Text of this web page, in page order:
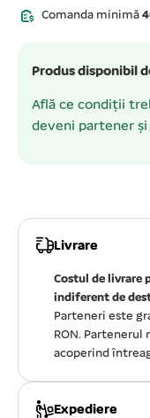
Comanda minimă
Produs disponibil
Află ce condiții
deveni partener
Livrare
Costul de livrare
indiferent de
Parteneri este
RON. Partenerul
acoperind
Expediere